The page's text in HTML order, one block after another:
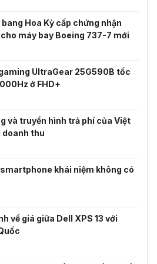
Hoa Kỳ cấp chứng nhận
máy bay Boeing 737-7 mới
UltraGear 25G590B tốc
ở FHD+
và truyền hình trả phí của Việt
doanh thu
khái niệm không có
về giá giữa Dell XPS 13 với